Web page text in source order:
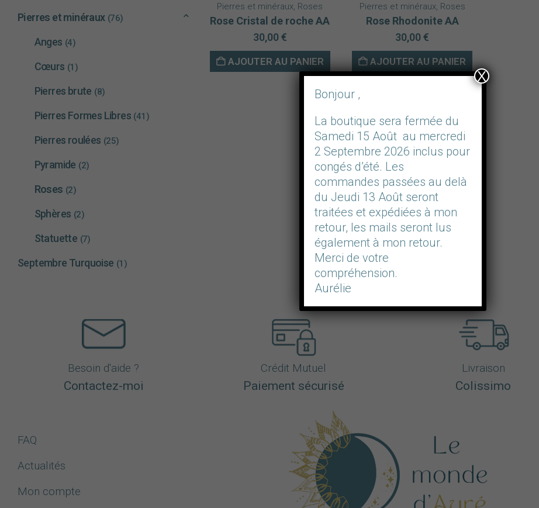
Pierres et minéraux Roses
Rose Cristal de roche AA
30,00 €
AJOUTER AU PANIER
Pierres et minéraux, Roses
Rose Rhodonite AA
30,00€
AJOUTER AU PANIER
Pierres et minéraux (76)
Anges (4)
Cœurs (1)
Pierres brute (8)
Pierres Formes Libres (41)
Pierres roulées (25)
Pyramide (2)
Roses (2)
Sphères (2)
Statuette (7)
Septembre Turquoise (1)
Besoin d'aide ?
Contactez-moi
Crédit Mutuel
Paiement sécurisé
Livraison
Colissimo
FAQ
Actualités
Mon compte
Bonjour ,
La boutique sera fermée du
Samedi 15 Août au mercredi
2 Septembre 2026 inclus pour
congés d’été. Les
commandes passées au delà
du Jeudi 13 Août seront
traitées et expédiées à mon
retour, les mails seront lus
également à mon retour.
Merci de votre
compréhension.
Aurélie
X